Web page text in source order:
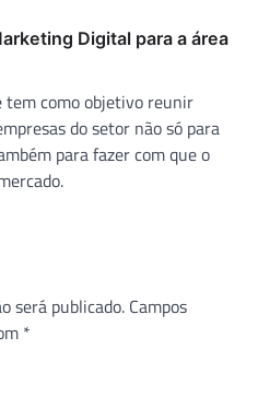
Digital para a área
como objetivo reunir
do setor não só para
para fazer com que o
será publicado. Campos
*